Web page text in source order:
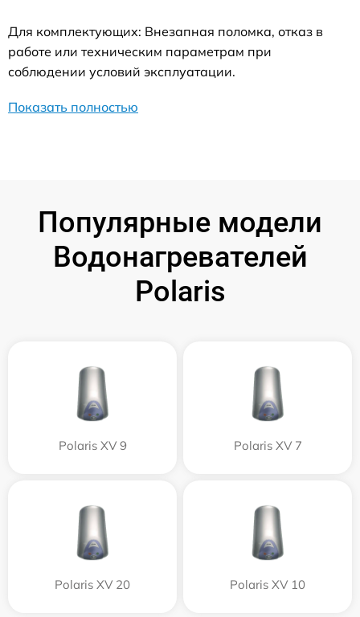
Для комплектующих: Внезапная поломка, отказ в
работе или техническим параметрам при
соблюдении условий эксплуатации.
Показать полностью
Популярные модели
Водонагревателей
Polaris
Polaris XV 9 Polaris XV 7
Polaris XV 20 Polaris XV 10